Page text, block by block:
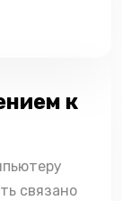
к
связано